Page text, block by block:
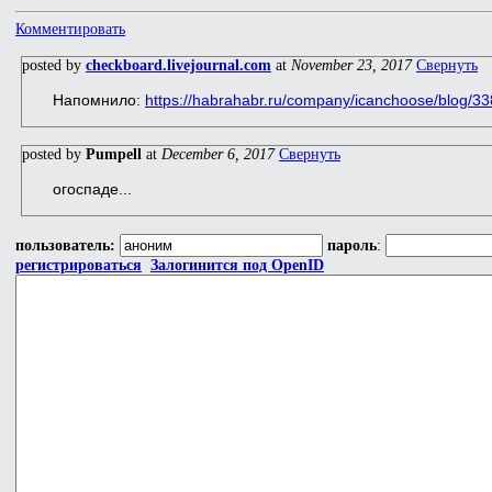
Комментировать
posted by checkboard.livejournal.com at November 23, 2017 Свернуть
Напомнило: https://habrahabr.ru/company/icanchoose/blog/
posted by Pumpell at December 6, 2017 Свернуть
огоспаде...
пользователь: пароль:
регистрироваться Залогинится под OpenID